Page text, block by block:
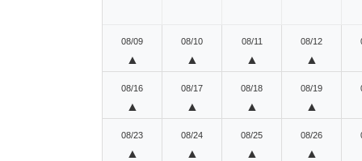
08/09
▲
08/10
▲
08/11
▲
08/12
▲
08/16
▲
08/17
▲
08/18
▲
08/19
▲
08/23
▲
08/24
▲
08/25
▲
08/26
▲